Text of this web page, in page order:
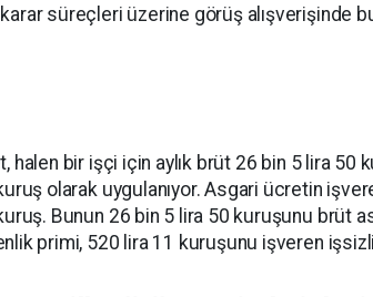
süreçleri üzerine görüş alışverişinde
halen bir işçi için aylık brüt 26 bin 5 lira
olarak uygulanıyor. Asgari ücretin
Bunun 26 bin 5 lira 50 kuruşunu brüt
primi, 520 lira 11 kuruşunu işveren